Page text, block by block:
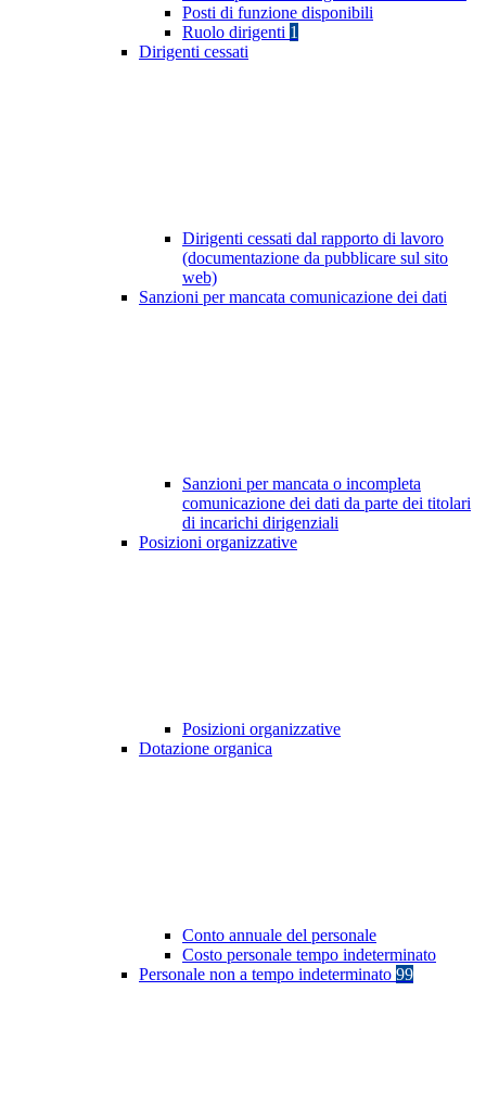
Posti di funzione disponibili
Ruolo dirigenti 1
Dirigenti cessati
Dirigenti cessati dal rapporto di lavoro
(documentazione da pubblicare sul sito
web)
Sanzioni per mancata comunicazione dei dati
Sanzioni per mancata o incompleta
comunicazione dei dati da parte dei titolari
di incarichi dirigenziali
Posizioni organizzative
Posizioni organizzative
Dotazione organica
Conto annuale del personale
Costo personale tempo indeterminato
Personale non a tempo indeterminato 99